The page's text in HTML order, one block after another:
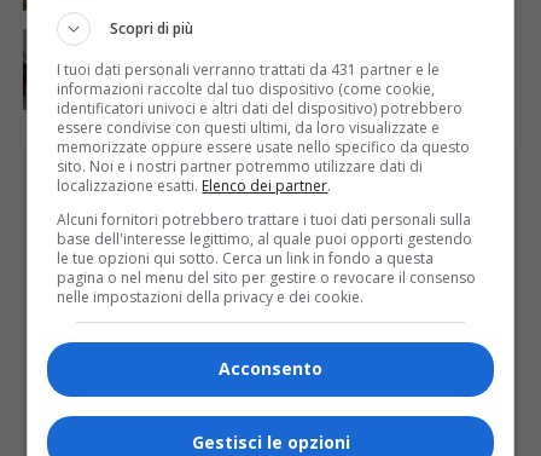
ATTUALITÀ 6 giorni fa
Festa Walser delle genti valsesiane quinta edizione
PUBBLICITÀ
Scopri di più
I tuoi dati personali verranno trattati da 431 partner e le
informazioni raccolte dal tuo dispositivo (come cookie,
identificatori univoci e altri dati del dispositivo) potrebbero
essere condivise con questi ultimi, da loro visualizzate e
memorizzate oppure essere usate nello specifico da questo
sito. Noi e i nostri partner potremmo utilizzare dati di
localizzazione esatti. Elenco dei partner.
Alcuni fornitori potrebbero trattare i tuoi dati personali sulla
base dell'interesse legittimo, al quale puoi opporti gestendo
le tue opzioni qui sotto. Cerca un link in fondo a questa
pagina o nel menu del sito per gestire o revocare il consenso
nelle impostazioni della privacy e dei cookie.
Acconsento
Gestisci le opzioni